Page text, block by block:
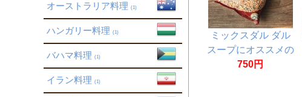
オーストラリア料理 (1)
ハンガリー料理 (1)
バハマ料理 (1)
イラン料理 (1)
ミックスダル ダル
スープにオススメの
豆全部入り 1kg
750円